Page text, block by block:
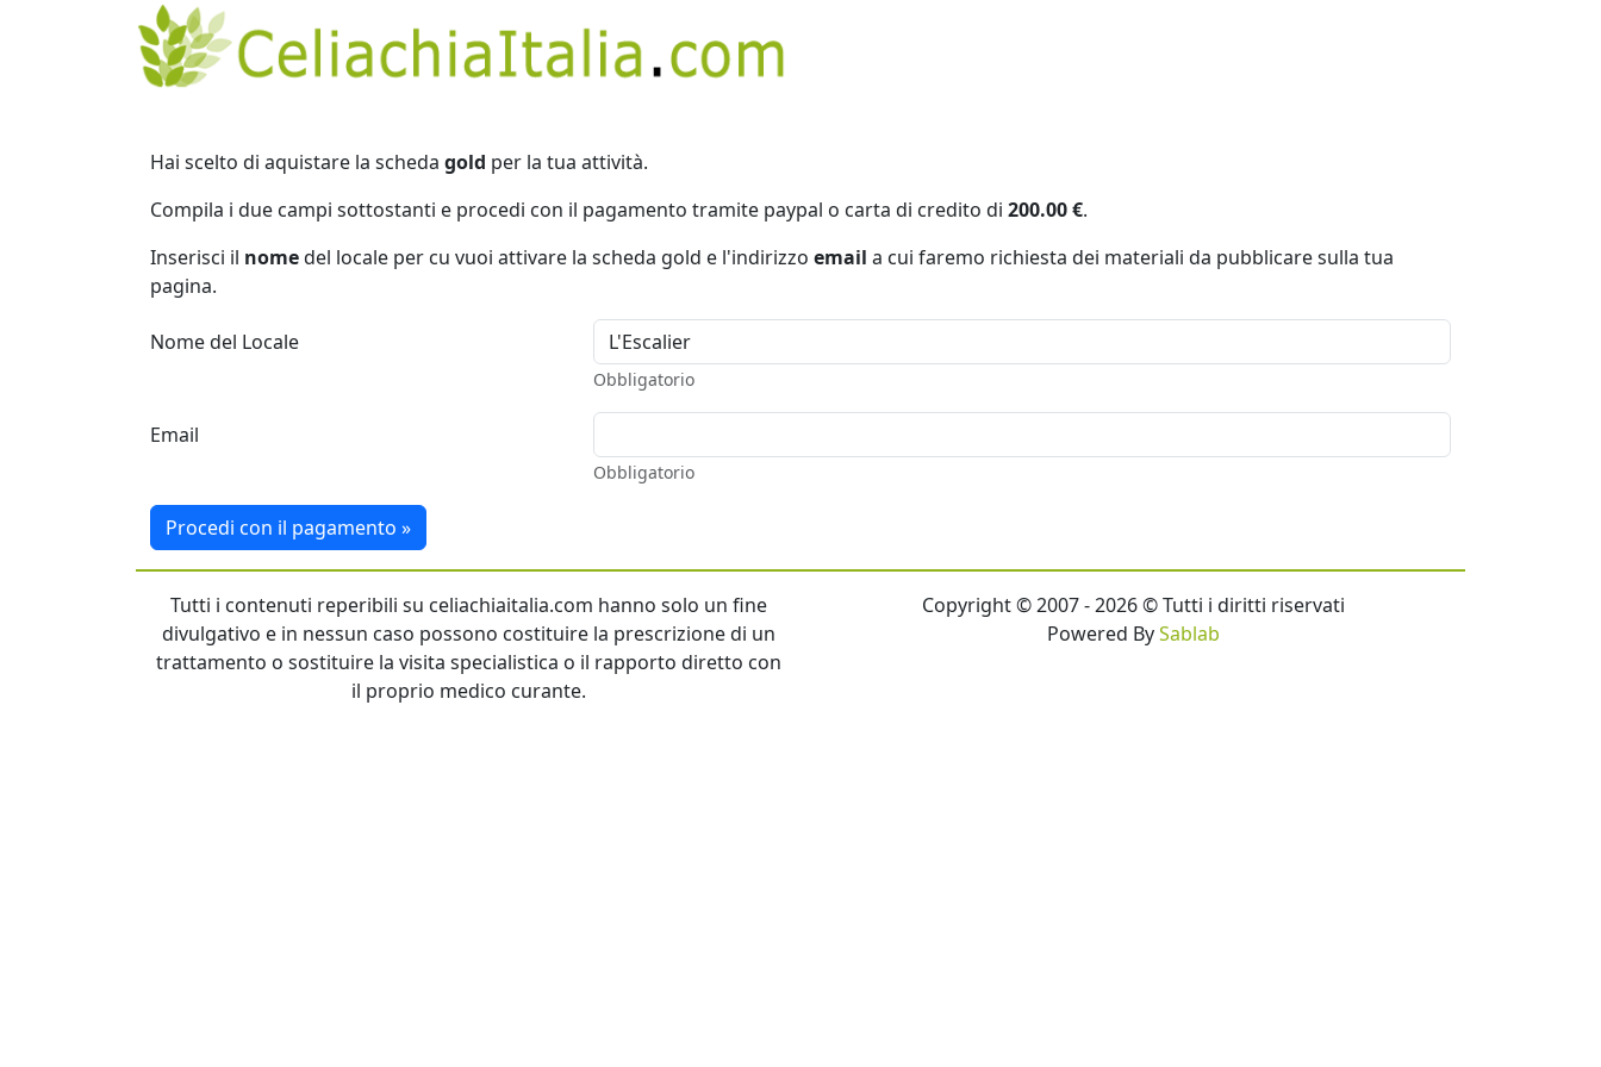
Hai scelto di aquistare la scheda gold per la tua attività.
Compila i due campi sottostanti e procedi con il pagamento tramite paypal o carta di credito di 200.00 €.
Inserisci il nomedel locale per cu vuoi attivare la scheda gold e l'indirizzo email a cui faremo richiesta dei materiali da pubblicare sulla tua
pagina.
Nome del Locale
Obbligatorio
Email
Obbligatorio
Procedi con il pagamento »
Tutti i contenuti reperibili su celiachiaitalia.com hanno solo un fine
divulgativo e in nessun caso possono costituire la prescrizione di un
trattamento o sostituire la visita specialistica o il rapporto diretto con
il proprio medico curante.
Copyright © 2007 - 2026 © Tutti i diritti riservati
Powered BySablab